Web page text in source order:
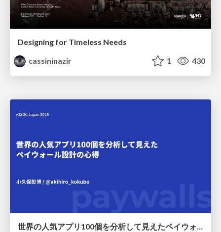
Designing for Timeless Needs
cassininazir
1 430